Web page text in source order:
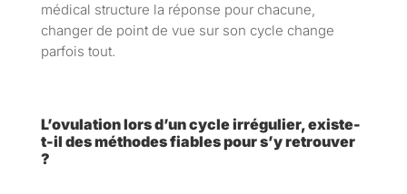
médical structure la réponse pour chacune,
changer de point de vue sur son cycle change
parfois tout.
L’ovulation lors d’un cycle irrégulier, existe-
t-il des méthodes fiables pour s’y retrouver
?